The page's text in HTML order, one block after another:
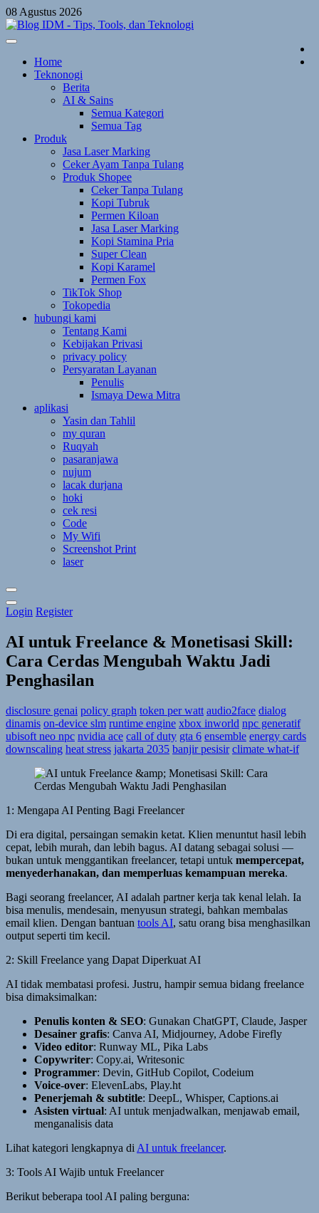
Skip
to
content
08 Agustus 2026
Home
Teknonogi
Berita
AI & Sains
Semua Kategori
Semua Tag
Produk
Jasa Laser Marking
Ceker Ayam Tanpa Tulang
Produk Shopee
Ceker Tanpa Tulang
Kopi Tubruk
Permen Kiloan
Jasa Laser Marking
Kopi Stamina Pria
Super Clean
Kopi Karamel
Permen Fox
TikTok Shop
Tokopedia
hubungi kami
Tentang Kami
Kebijakan Privasi
privacy policy
Persyaratan Layanan
Penulis
Ismaya Dewa Mitra
aplikasi
Yasin dan Tahlil
my quran
Ruqyah
pasaranjawa
nujum
lacak durjana
hoki
cek resi
Code
My Wifi
Screenshot Print
laser
Toggle
Theme
Login Register
AI untuk Freelance & Monetisasi Skill:
Cara Cerdas Mengubah Waktu Jadi
Penghasilan
disclosure genai policy graph token per watt audio2face dialog
dinamis on-device slm runtime engine xbox inworld npc generatif
ubisoft neo npc nvidia ace call of duty gta 6 ensemble energy cards
downscaling heat stress jakarta 2035 banjir pesisir climate what-if
1: Mengapa AI Penting Bagi Freelancer
Di era digital, persaingan semakin ketat. Klien menuntut hasil lebih
cepat, lebih murah, dan lebih bagus. AI datang sebagai solusi —
bukan untuk menggantikan freelancer, tetapi untuk mempercepat,
menyederhanakan, dan memperluas kemampuan mereka.
Bagi seorang freelancer, AI adalah partner kerja tak kenal lelah. Ia
bisa menulis, mendesain, menyusun strategi, bahkan membalas
email klien. Dengan bantuan tools AI, satu orang bisa menghasilkan
output seperti tim kecil.
2: Skill Freelance yang Dapat Diperkuat AI
AI tidak membatasi profesi. Justru, hampir semua bidang freelance
bisa dimaksimalkan:
Penulis konten & SEO: Gunakan ChatGPT, Claude, Jasper
Desainer grafis: Canva AI, Midjourney, Adobe Firefly
Video editor: Runway ML, Pika Labs
Copywriter: Copy.ai, Writesonic
Programmer: Devin, GitHub Copilot, Codeium
Voice-over: ElevenLabs, Play.ht
Penerjemah & subtitle: DeepL, Whisper, Captions.ai
Asisten virtual: AI untuk menjadwalkan, menjawab email,
menganalisis data
Lihat kategori lengkapnya di AI untuk freelancer.
3: Tools AI Wajib untuk Freelancer
Berikut beberapa tool AI paling berguna: